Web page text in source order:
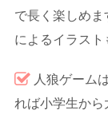
で長く楽しめ
によるイラスト
人狼ゲーム
れば小学生か